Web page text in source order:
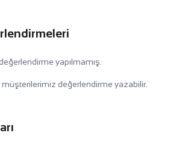
yapılmamış.
müşterilerimiz değerlendirme yazabilir.